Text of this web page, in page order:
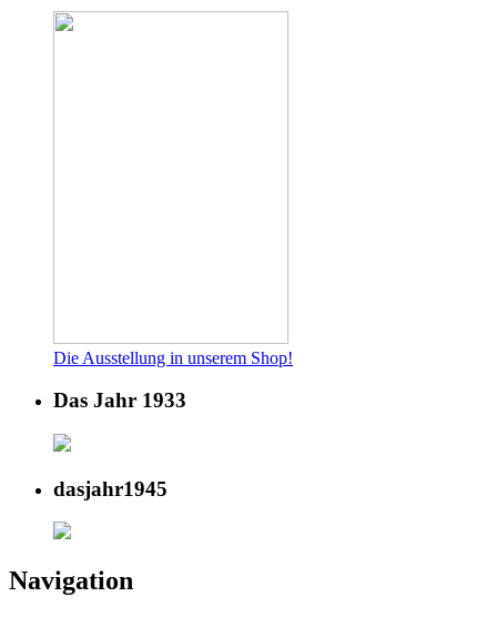
Die Ausstellung in unserem Shop!
Das Jahr 1933
dasjahr1945
Navigation